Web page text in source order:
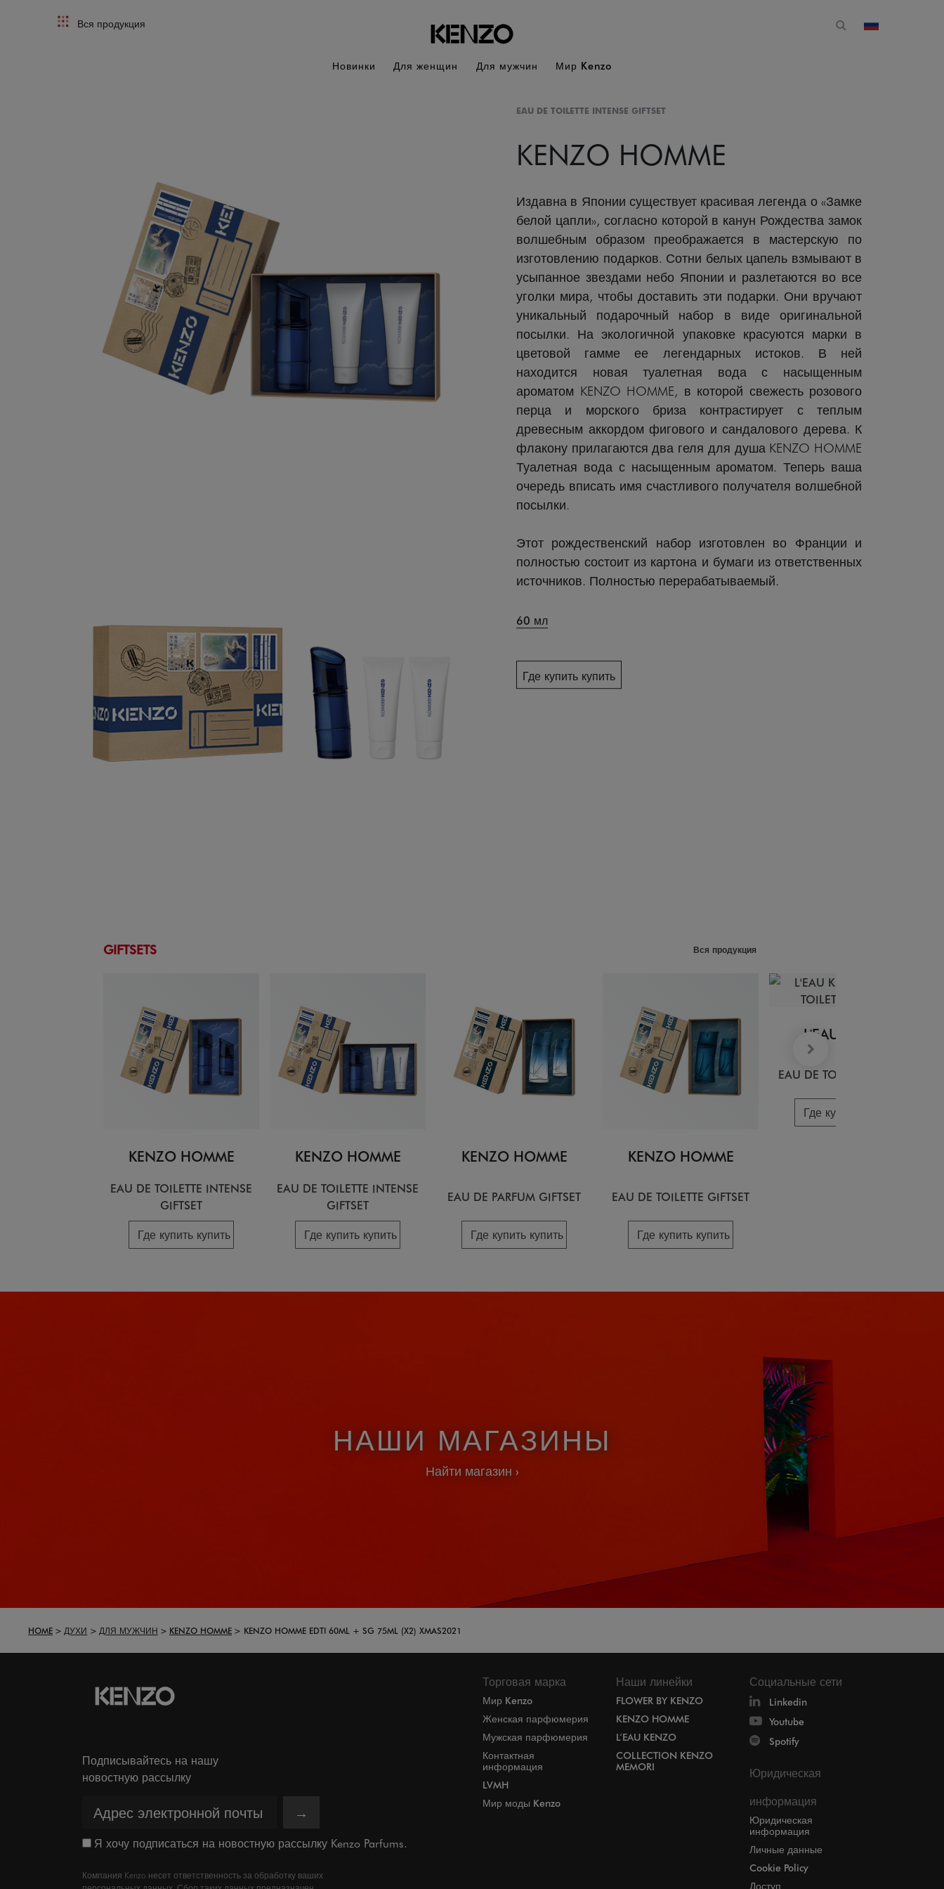
Вся продукция
Открытая форма
изменить
Новинки Для женщин Для мужчин Мир Kenzo
EAU DE TOILETTE INTENSE GIFTSET
KENZO HOMME
Издавна в Японии существует красивая легенда о «Замке
белой цапли», согласно которой в канун Рождества замок
волшебным образом преображается в мастерскую по
изготовлению подарков. Сотни белых цапель взмывают в
усыпанное звездами небо Японии и разлетаются во все
уголки мира, чтобы доставить эти подарки. Они вручают
уникальный подарочный набор в виде оригинальной
посылки. На экологичной упаковке красуются марки в
цветовой гамме ее легендарных истоков. В ней
находится новая туалетная вода с насыщенным
ароматом KENZO HOMME, в которой свежесть розового
перца и морского бриза контрастирует с теплым
древесным аккордом фигового и сандалового дерева. К
флакону прилагаются два геля для душа KENZO HOMME
Туалетная вода с насыщенным ароматом. Теперь ваша
очередь вписать имя счастливого получателя волшебной
посылки.
Этот рождественский набор изготовлен во Франции и
полностью состоит из картона и бумаги из ответственных
источников. Полностью перерабатываемый.
60 мл
Где купить купить
GIFTSETS Вся продукция
KENZO HOMME
EAU DE TOILETTE INTENSE
GIFTSET
Где купить купить
KENZO HOMME
EAU DE TOILETTE INTENSE
GIFTSET
Где купить купить
KENZO HOMME
EAU DE PARFUM GIFTSET
Где купить купить
KENZO HOMME
EAU DE TOILETTE GIFTSET
Где купить купить
L'EAU KENZO
EAU DE TOILETTE GIFTSET
Где купить купить
НАШИ МАГАЗИНЫ
Найти магазин
HOME ДУХИ ДЛЯ МУЖЧИН KENZO HOMME KENZO HOMME EDTI 60ML + SG 75ML (X2) XMAS2021
Подписывайтесь на нашу
новостную рассылку
→
Я хочу подписаться на новостную рассылку Kenzo Parfums.
Компания Kenzo несет ответственность за обработку ваших
Торговая марка
Мир Kenzo
Женская парфюмерия
Мужская парфюмерия
Контактная
информация
LVMH
Мир моды Kenzo
Наши линейки
FLOWER BY KENZO
KENZO HOMME
L’EAU KENZO
COLLECTION KENZO
MEMORI
Социальные сети
Linkedin
Youtube
Spotify
Юридическая
информация
Юридическая
информация
Личные данные
Cookie Policy
Доступ